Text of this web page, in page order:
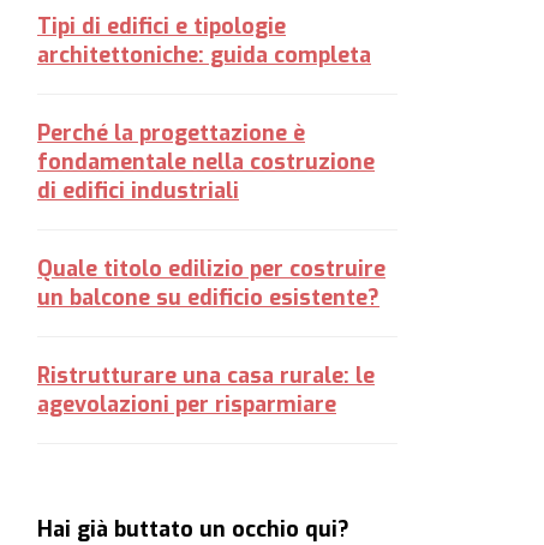
Tipi di edifici e tipologie
architettoniche: guida completa
Perché la progettazione è
fondamentale nella costruzione
di edifici industriali
Quale titolo edilizio per costruire
un balcone su edificio esistente?
Ristrutturare una casa rurale: le
agevolazioni per risparmiare
Hai già buttato un occhio qui?